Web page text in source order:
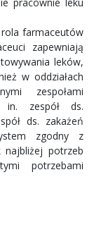
farmaceutów
zapewniają
leków,
w oddziałach
zespołami
in. zespół ds.
ds. zakażeń
zgodny z
najbliżej potrzeb
potrzebami